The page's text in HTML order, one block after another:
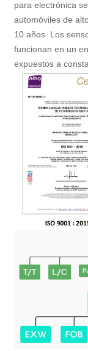
para electrónica
automóviles de
10 años. Los
funcionan en un
expuestos a